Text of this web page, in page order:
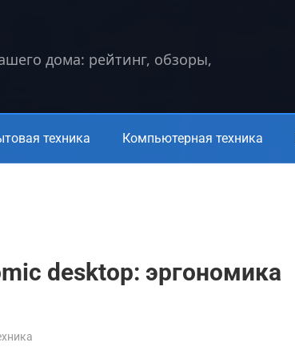
дома: рейтинг, обзоры,
техника Компьютерная техника
desktop: эргономика